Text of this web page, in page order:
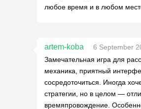
любое время и в любом
artem-koba
6 September
Замечательная игра для
механика, приятный
сосредоточиться. Иногда
стратегии, но в целом —
времяпровождение.